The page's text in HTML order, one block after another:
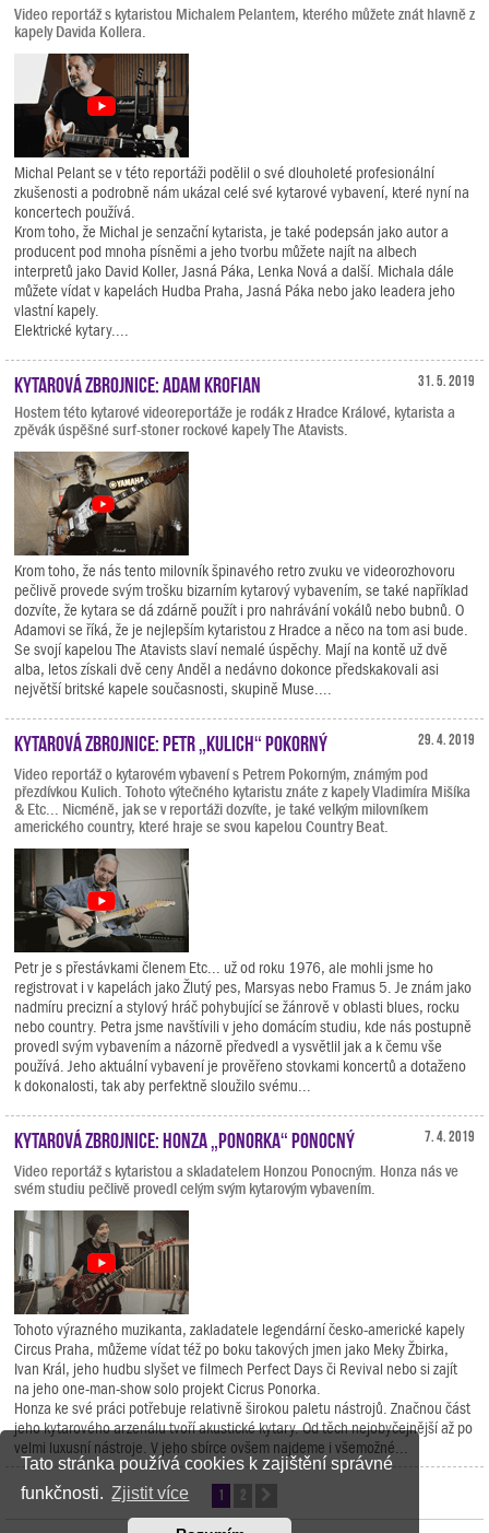
Tato stránka používá cookies k zajištění správné
funkčnosti. Zjistit více
Video reportáž s kytaristou Michalem Pelantem, kterého můžete znát hlavně z
kapely Davida Kollera.
Michal Pelant se v této reportáži podělil o své dlouholeté profesionální
zkušenosti a podrobně nám ukázal celé své kytarové vybavení, které nyní na
koncertech používá.
Krom toho, že Michal je senzační kytarista, je také podepsán jako autor a
producent pod mnoha písněmi a jeho tvorbu můžete najít na albech
interpretů jako David Koller, Jasná Páka, Lenka Nová a další. Michala dále
můžete vídat v kapelách Hudba Praha, Jasná Páka nebo jako leadera jeho
vlastní kapely.
Elektrické kytary....
31. 5. 2019
Kytarová zbrojnice: Adam Krofian
Hostem této kytarové videoreportáže je rodák z Hradce Králové, kytarista a
zpěvák úspěšné surf-stoner rockové kapely The Atavists.
Krom toho, že nás tento milovník špinavého retro zvuku ve videorozhovoru
pečlivě provede svým trošku bizarním kytarový vybavením, se také například
dozvíte, že kytara se dá zdárně použít i pro nahrávání vokálů nebo bubnů. O
Adamovi se říká, že je nejlepším kytaristou z Hradce a něco na tom asi bude.
Se svojí kapelou The Atavists slaví nemalé úspěchy. Mají na kontě už dvě
alba, letos získali dvě ceny Anděl a nedávno dokonce předskakovali asi
největší britské kapele současnosti, skupině Muse....
29. 4. 2019
Kytarová zbrojnice: Petr „Kulich“ Pokorný
Video reportáž o kytarovém vybavení s Petrem Pokorným, známým pod
přezdívkou Kulich. Tohoto výtečného kytaristu znáte z kapely Vladimíra Mišíka
& Etc... Nicméně, jak se v reportáži dozvíte, je také velkým milovníkem
amerického country, které hraje se svou kapelou Country Beat.
Petr je s přestávkami členem Etc... už od roku 1976, ale mohli jsme ho
registrovat i v kapelách jako Žlutý pes, Marsyas nebo Framus 5. Je znám jako
nadmíru precizní a stylový hráč pohybující se žánrově v oblasti blues, rocku
nebo country. Petra jsme navštívili v jeho domácím studiu, kde nás postupně
provedl svým vybavením a názorně předvedl a vysvětlil jak a k čemu vše
používá. Jeho aktuální vybavení je prověřeno stovkami koncertů a dotaženo
k dokonalosti, tak aby perfektně sloužilo svému...
7. 4. 2019
Kytarová zbrojnice: Honza „Ponorka“ Ponocný
Video reportáž s kytaristou a skladatelem Honzou Ponocným. Honza nás ve
svém studiu pečlivě provedl celým svým kytarovým vybavením.
Tohoto výrazného muzikanta, zakladatele legendární česko-americké kapely
Circus Praha, můžeme vídat též po boku takových jmen jako Meky Žbirka,
Ivan Král, jeho hudbu slyšet ve filmech Perfect Days či Revival nebo si zajít
na jeho one-man-show solo projekt Cicrus Ponorka.
Honza ke své práci potřebuje relativně širokou paletu nástrojů. Značnou část
jeho kytarového arzenálu tvoří akustické kytary. Od těch nejobyčejnější až po
velmi luxusní nástroje. V jeho sbírce ovšem najdeme i všemožné...
1 2